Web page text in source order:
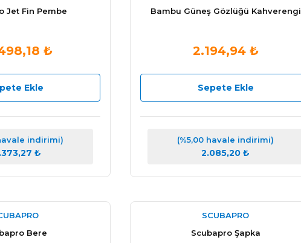
Jet Fin Pembe
₺
Ekle
indirimi)
₺
Bambu Güneş Gözlüğü Kahverengi
2.194,94 ₺
Sepete Ekle
(%5,00 havale indirimi)
2.085,20 ₺
Bere
SCUBAPRO
Scubapro Şapka